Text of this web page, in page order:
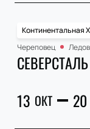
Континентальная
Череповец
13 ОКТ 20